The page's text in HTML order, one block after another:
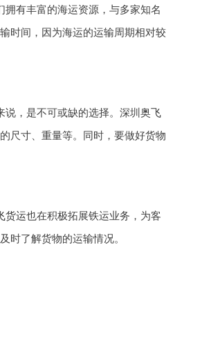
拥有丰富的海运资源，与多家知名
时间，因为海运的运输周期相对较
，是不可或缺的选择。深圳 奥飞
尺寸、重量等。同时，要做好货物
货运也在积极拓展铁运业务，为客
时了解货物的运输情况。